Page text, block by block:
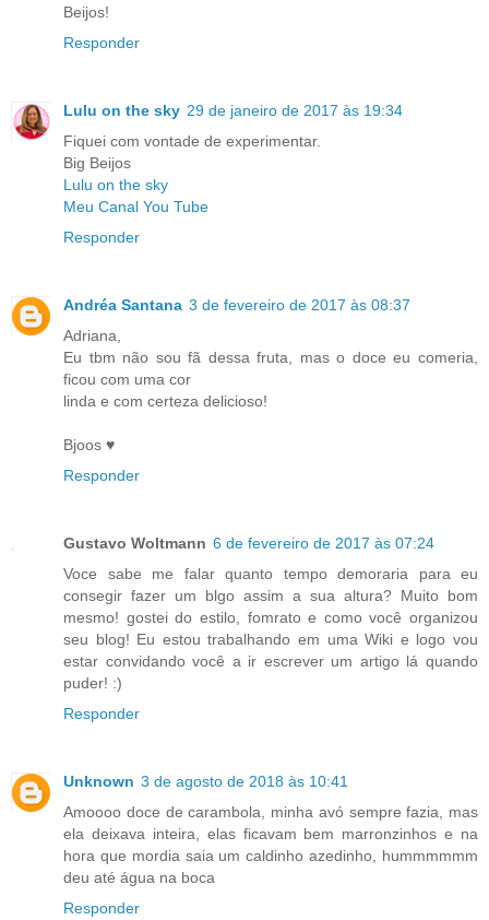
Beijos!
Responder
Lulu on the sky 29 de janeiro de 2017 às 19:34
Fiquei com vontade de experimentar.
Big Beijos
Lulu on the sky
Meu Canal You Tube
Responder
Andréa Santana 3 de fevereiro de 2017 às 08:37
Adriana,
Eu tbm não sou fã dessa fruta, mas o doce eu comeria,
ficou com uma cor
linda e com certeza delicioso!
Bjoos ♥
Responder
Gustavo Woltmann 6 de fevereiro de 2017 às 07:24
Voce sabe me falar quanto tempo demoraria para eu
consegir fazer um blgo assim a sua altura? Muito bom
mesmo! gostei do estilo, fomrato e como você organizou
seu blog! Eu estou trabalhando em uma Wiki e logo vou
estar convidando você a ir escrever um artigo lá quando
puder! :)
Responder
Unknown 3 de agosto de 2018 às 10:41
Amoooo doce de carambola, minha avó sempre fazia, mas
ela deixava inteira, elas ficavam bem marronzinhos e na
hora que mordia saia um caldinho azedinho, hummmmmm
deu até água na boca
Responder